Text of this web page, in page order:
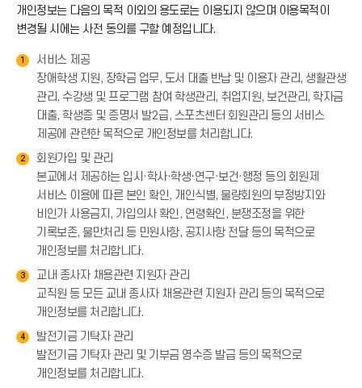
개인정보는 다음의 목적 이외의 용도로는 이용되지 않으며 이용목적이
변경될 시에는 사전 동의를 구할 예정입니다.
1
서비스 제공
장애학생 지원, 장학금 업무, 도서 대출 반납 및 이용자 관리, 생활관생
관리, 수강생 및 프로그램 참여 학생관리, 취업지원, 보건관리, 학자금
대출, 학생증 및 증명서 발2급, 스포츠센터 회원관리 등의 서비스
제공에 관련한 목적으로 개인정보를 처리합니다.
2
회원가입 및 관리
본교에서 제공하는 입시·학사·학생·연구·보건·행정 등의 회원제
서비스 이용에 따른 본인 확인, 개인식별, 불량회원의 부정방지와
비인가 사용금지, 가입의사 확인, 연령확인, 분쟁조정을 위한
기록보존, 불만처리 등 민원사항, 공지사항 전달 등의 목적으로
개인정보를 처리합니다.
3
교내 종사자 채용관련 지원자 관리
교직원 등 모든 교내 종사자 채용관련 지원자 관리 등의 목적으로
개인정보를 처리합니다.
4
발전기금 기탁자 관리
발전기금 기탁자 관리 및 기부금 영수증 발급 등의 목적으로
개인정보를 처리합니다.